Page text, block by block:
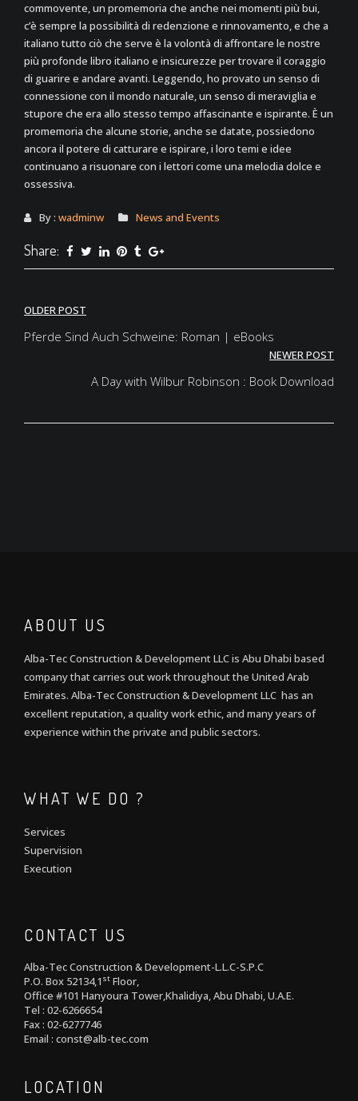
commovente, un promemoria che anche nei momenti più bui,
c’è sempre la possibilità di redenzione e rinnovamento, e che a
italiano tutto ciò che serve è la volontà di affrontare le nostre
più profonde libro italiano e insicurezze per trovare il coraggio
di guarire e andare avanti. Leggendo, ho provato un senso di
connessione con il mondo naturale, un senso di meraviglia e
stupore che era allo stesso tempo affascinante e ispirante. È un
promemoria che alcune storie, anche se datate, possiedono
ancora il potere di catturare e ispirare, i loro temi e idee
continuano a risuonare con i lettori come una melodia dolce e
ossessiva.
By : wadminw News and Events
Share:
Post
navigation
OLDER POST
Pferde Sind Auch Schweine: Roman | eBooks
NEWER POST
A Day with Wilbur Robinson : Book Download
ABOUT US
Alba-Tec Construction & Development LLC is Abu Dhabi based
company that carries out work throughout the United Arab
Emirates. Alba-Tec Construction & Development LLC has an
excellent reputation, a quality work ethic, and many years of
experience within the private and public sectors.
WHAT WE DO ?
Services
Supervision
Execution
CONTACT US
Alba-Tec Construction & Development-L.L.C-S.P.C
P.O. Box 52134,1 st Floor,
Office #101 Hanyoura Tower,Khalidiya, Abu Dhabi, U.A.E.
Tel : 02-6266654
Fax : 02-6277746
Email : const@alb-tec.com
LOCATION